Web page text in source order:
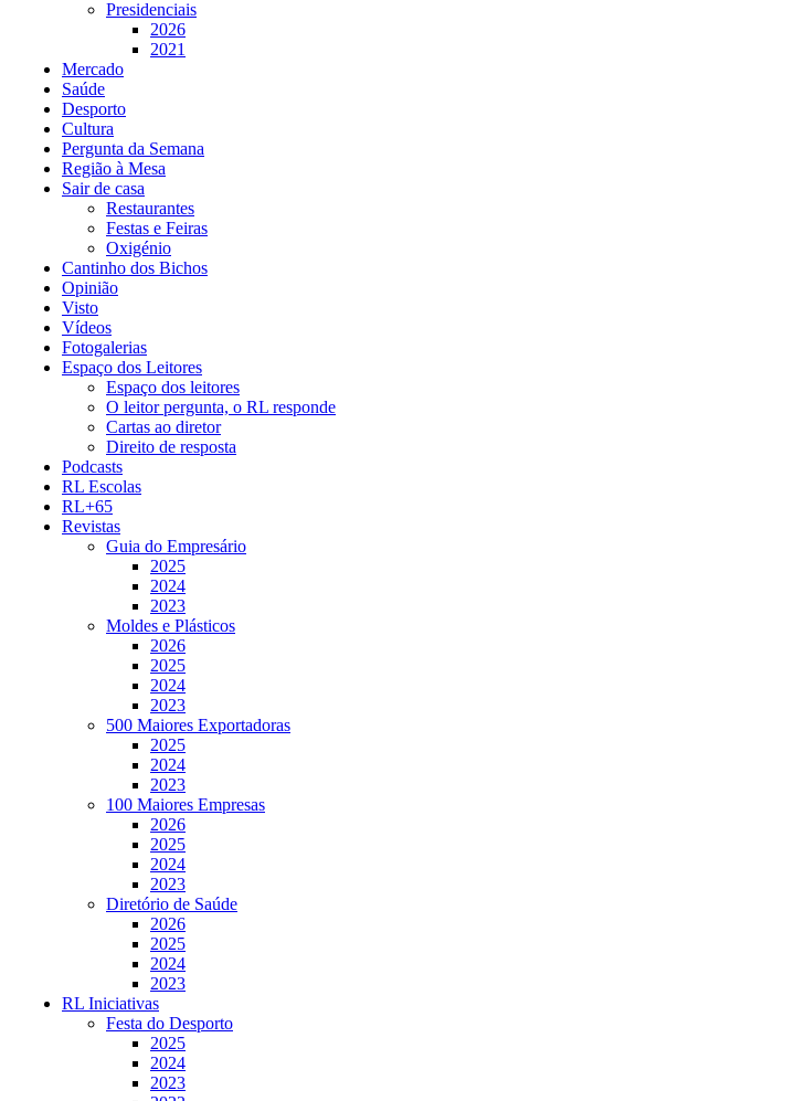
Presidenciais
2026
2021
Mercado
Saúde
Desporto
Cultura
Pergunta da Semana
Região à Mesa
Sair de casa
Restaurantes
Festas e Feiras
Oxigénio
Cantinho dos Bichos
Opinião
Visto
Vídeos
Fotogalerias
Espaço dos Leitores
Espaço dos leitores
O leitor pergunta, o RL responde
Cartas ao diretor
Direito de resposta
Podcasts
RL Escolas
RL+65
Revistas
Guia do Empresário
2025
2024
2023
Moldes e Plásticos
2026
2025
2024
2023
500 Maiores Exportadoras
2025
2024
2023
100 Maiores Empresas
2026
2025
2024
2023
Diretório de Saúde
2026
2025
2024
2023
RL Iniciativas
Festa do Desporto
2025
2024
2023